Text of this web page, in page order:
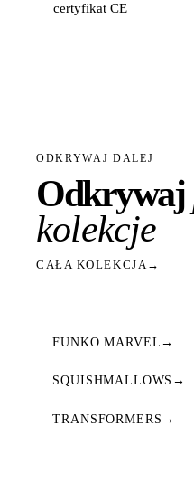
certyfikat CE
ODKRYWAJ DALEJ
Odkrywaj
kolekcje
CAŁA KOLEKCJA→
FUNKO MARVEL →
SQUISHMALLOWS →
TRANSFORMERS →